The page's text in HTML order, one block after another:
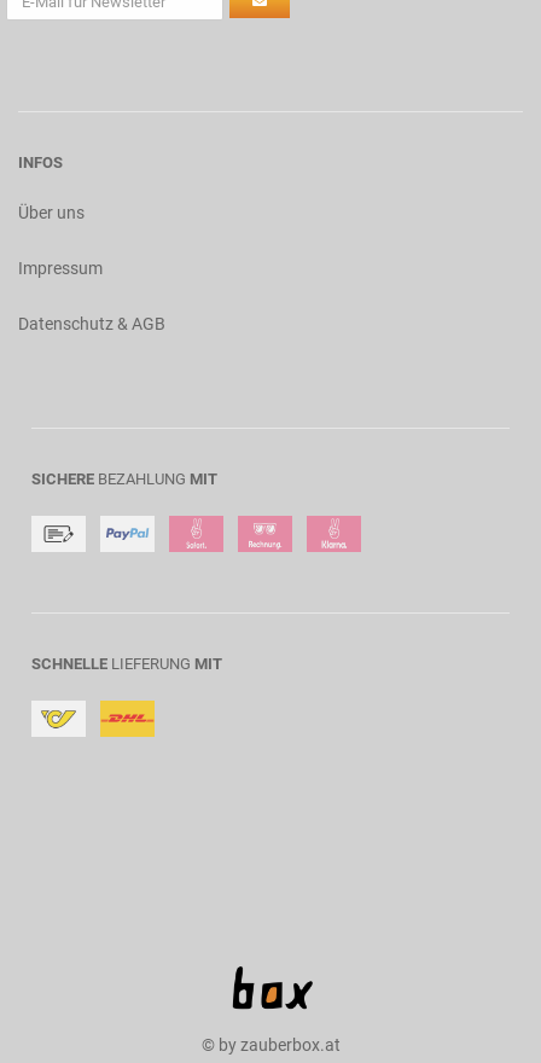
INFOS
Über uns
Impressum
Datenschutz & AGB
SICHERE BEZAHLUNG MIT
SCHNELLE LIEFERUNG MIT
© by zauberbox.at